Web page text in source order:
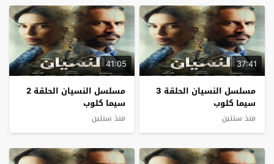
37:41
مسلسل النسيان الحلقة 3
سيما كلوب
منذ سنتين
41:05
مسلسل النسيان الحلقة 2
سيما كلوب
منذ سنتين